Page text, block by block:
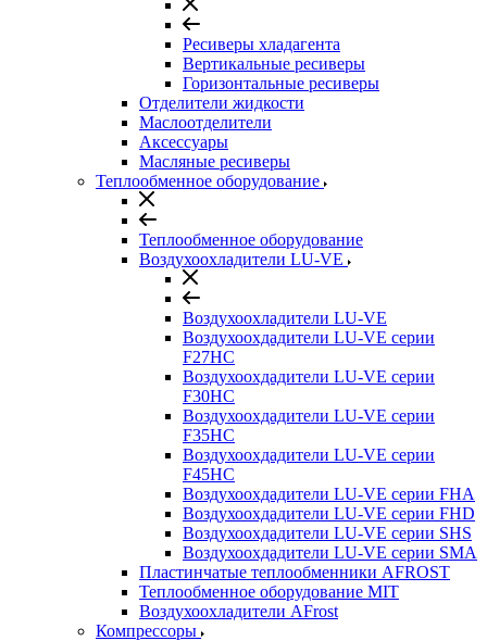
Ресиверы хладагента
Вертикальные ресиверы
Горизонтальные ресиверы
Отделители жидкости
Маслоотделители
Аксессуары
Масляные ресиверы
Теплообменное оборудование
Теплообменное оборудование
Воздухоохладители LU-VE
Воздухоохладители LU-VE
Воздухоохдадители LU-VE серии
F27HC
Воздухоохдадители LU-VE серии
F30HC
Воздухоохдадители LU-VE серии
F35HC
Воздухоохдадители LU-VE серии
F45HC
Воздухоохдадители LU-VE серии FHA
Воздухоохдадители LU-VE серии FHD
Воздухоохдадители LU-VE серии SHS
Воздухоохдадители LU-VE серии SMA
Пластинчатые теплообменники AFROST
Теплообменное оборудование MIT
Воздухоохладители AFrost
Компрессоры